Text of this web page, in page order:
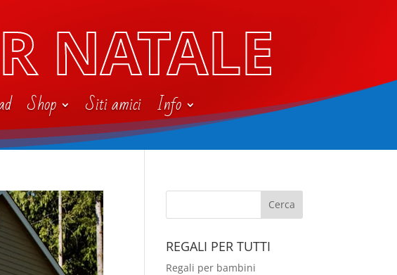
NATALE
Shop Siti amici Info
REGALI PER TUTTI
Regali per bambini